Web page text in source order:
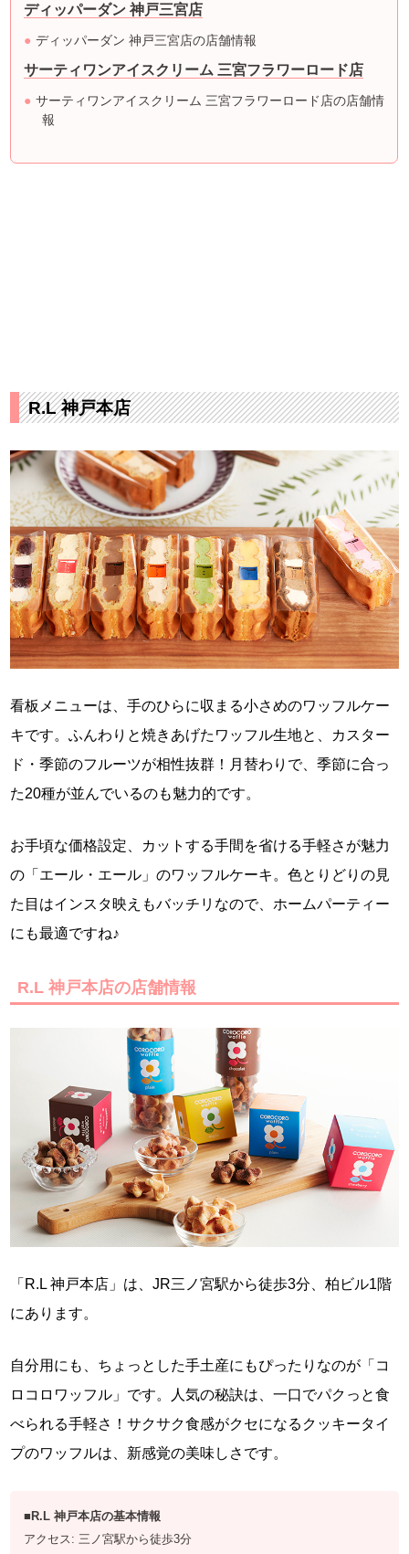
ディッパーダン 神戸三宮店
ディッパーダン 神戸三宮店の店舗情報
サーティワンアイスクリーム 三宮フラワーロード店
サーティワンアイスクリーム 三宮フラワーロード店の店舗情
報
R.L 神戸本店
看板メニューは、手のひらに収まる小さめのワッフルケー
キです。ふんわりと焼きあげたワッフル生地と、カスター
ド・季節のフルーツが相性抜群！月替わりで、季節に合っ
た20種が並んでいるのも魅力的です。
お手頃な価格設定、カットする手間を省ける手軽さが魅力
の「エール・エール」のワッフルケーキ。色とりどりの見
た目はインスタ映えもバッチリなので、ホームパーティー
にも最適ですね♪
R.L 神戸本店の店舗情報
「R.L 神戸本店」は、JR三ノ宮駅から徒歩3分、柏ビル1階
にあります。
自分用にも、ちょっとした手土産にもぴったりなのが「コ
ロコロワッフル」です。人気の秘訣は、一口でパクっと食
べられる手軽さ！サクサク食感がクセになるクッキータイ
プのワッフルは、新感覚の美味しさです。
■R.L 神戸本店の基本情報
アクセス: 三ノ宮駅から徒歩3分